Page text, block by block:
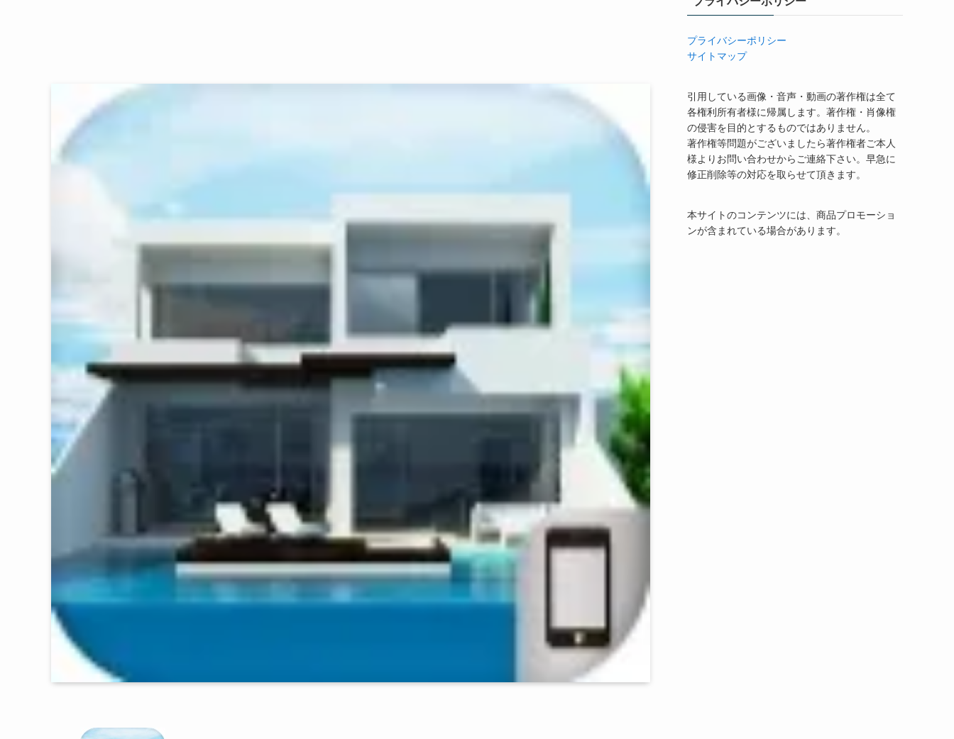
プライバシーポリシー
サイトマップ
引用している画像・音声・動画の著作権は全て
各権利所有者様に帰属します。著作権・肖像権
の侵害を目的とするものではありません。
著作権等問題がございましたら著作権者ご本人
様よりお問い合わせからご連絡下さい。早急に
修正削除等の対応を取らせて頂きます。
本サイトのコンテンツには、商品プロモーショ
ンが含まれている場合があります。